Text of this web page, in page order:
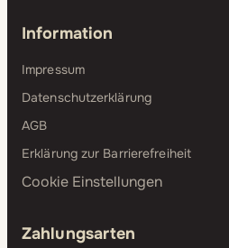
Information
Impressum
Datenschutzerklärung
AGB
Erklärung zur Barrierefreiheit
Cookie Einstellungen
Zahlungsarten